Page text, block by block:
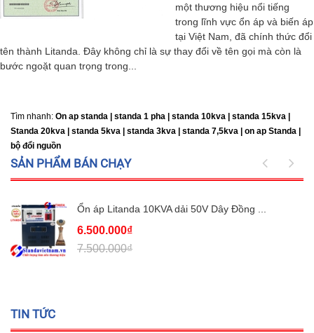
một thương hiệu nổi tiếng
trong lĩnh vực ổn áp và biến áp
tại Việt Nam, đã chính thức đổi
tên thành Litanda. Đây không chỉ là sự thay đổi về tên gọi mà còn là
bước ngoặt quan trọng trong...
Tìm nhanh: On ap standa | standa 1 pha | standa 10kva | standa 15kva |
Standa 20kva |
standa 5kva | standa 3kva | standa 7,5kva | on ap Standa |
bộ đổi nguồn
SẢN PHẨM BÁN CHẠY
Ổn áp Litanda 10KVA dải 50V Dây Đồng ...
6.500.000₫
7.500.000₫
TIN TỨC